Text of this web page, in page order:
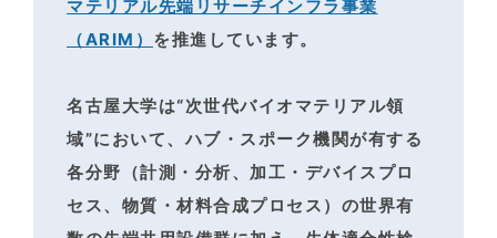
マテリアル先端リサーチインフラ事業
（ARIM） を推進しています。
名古屋大学は“次世代バイオマテリアル領
域”において、ハブ・スポーク機関が有する
各分野（計測・分析、加工・デバイスプロ
セス、物質・材料合成プロセス）の世界有